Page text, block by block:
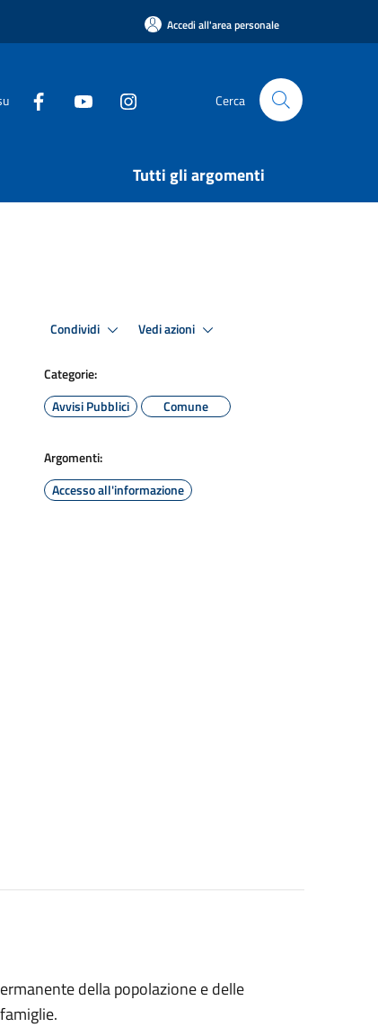
Accedi all'area personale
Cerca
Tutti gli argomenti
Condividi Vedi azioni
Categorie:
Avvisi Pubblici
Comune
Argomenti:
Accesso all'informazione
della popolazione e delle